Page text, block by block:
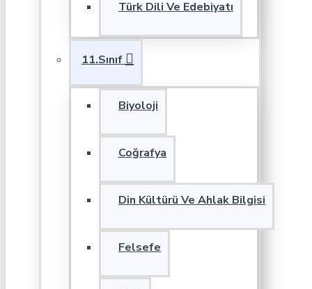
Türk Dili Ve Edebiyatı
11.Sınıf
Biyoloji
Coğrafya
Din Kültürü Ve Ahlak Bilgisi
Felsefe